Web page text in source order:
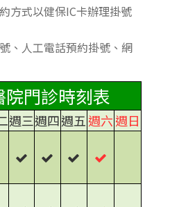
方式以健保IC卡辦理掛號
、人工電話預約掛號、網
門診時刻表
週三週四週五 週六週日